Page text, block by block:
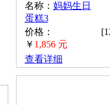
名称： 妈妈生日
蛋糕3
价格：
￥ 1,856 元
查看详细